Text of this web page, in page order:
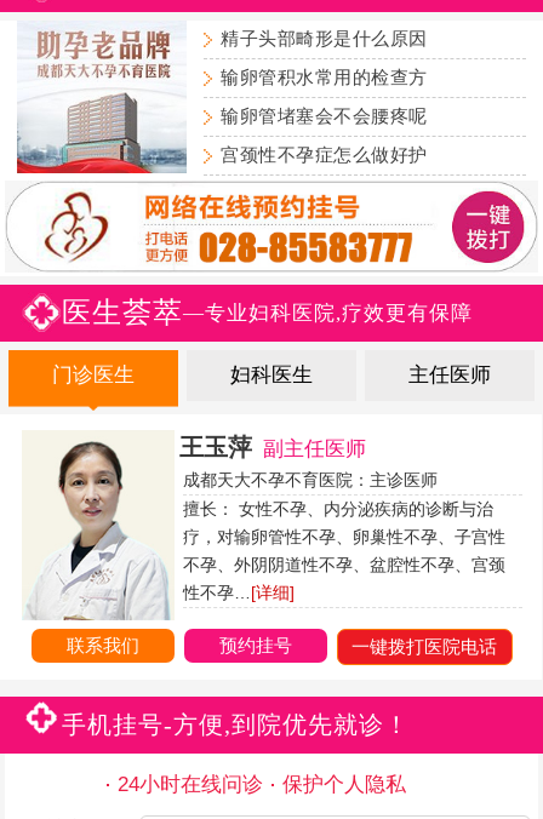
精子头部畸形是什么原因
输卵管积水常用的检查方
输卵管堵塞会不会腰疼呢
宫颈性不孕症怎么做好护
医生荟萃—专业妇科医院,疗效更有保障
门诊医生 妇科医生 主任医师
王玉萍 副主任医师
成都天大不孕不育医院：主诊医师
擅长： 女性不孕、内分泌疾病的诊断与治
疗，对输卵管性不孕、卵巢性不孕、子宫性
不孕、外阴阴道性不孕、盆腔性不孕、宫颈
性不孕… [详细]
联系我们 预约挂号 一键拨打医院电话
手机挂号-方便,到院优先就诊！
24小时在线问诊
保护个人隐私